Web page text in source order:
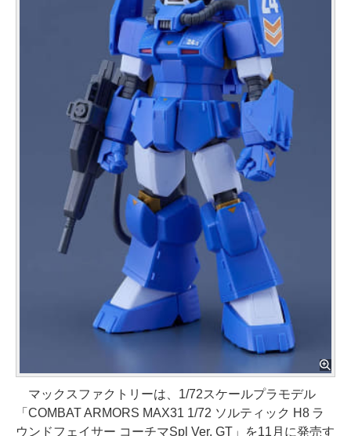
マックスファクトリーは、1/72スケールプラモデル
「COMBAT ARMORS MAX31 1/72 ソルティック H8 ラ
ウンドフェイサー コーチマSpl Ver. GT」を11月に発売す